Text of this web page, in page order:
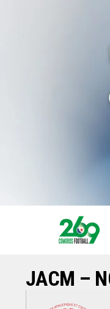
JACM –